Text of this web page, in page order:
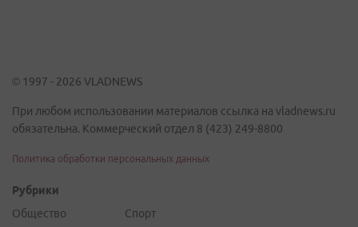
© 1997 - 2026 VLADNEWS
При любом использовании материалов ссылка на vladnews.ru
обязательна. Коммерческий отдел 8 (423) 249-8800
Политика обработки персональных данных
Рубрики
Общество
Спорт